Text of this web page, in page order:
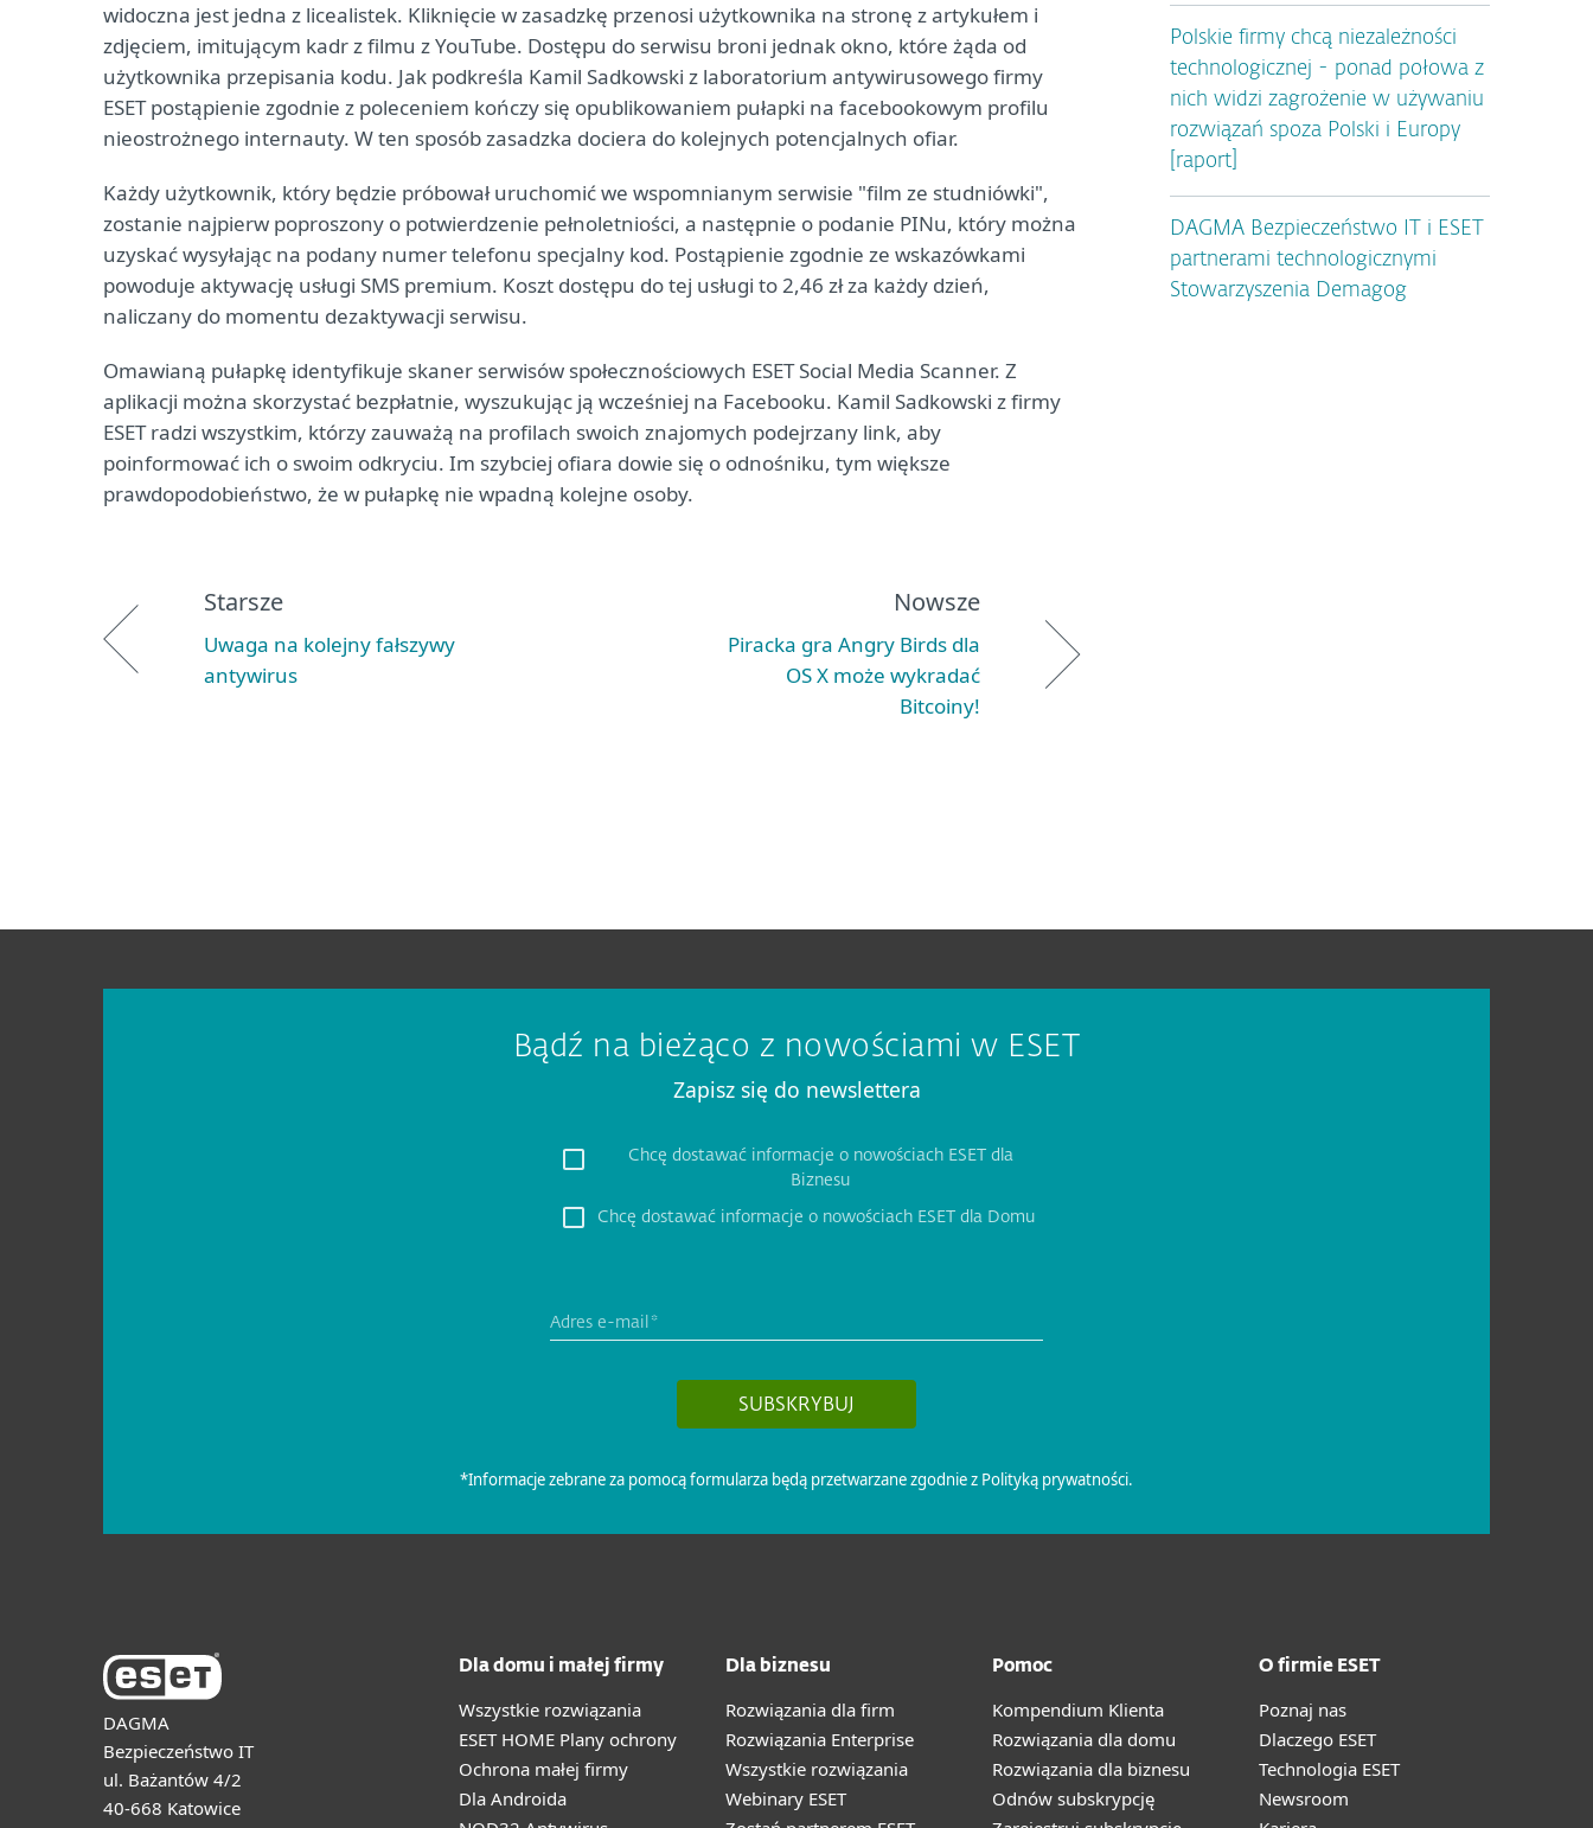
widoczna jest jedna z licealistek. Kliknięcie w zasadzkę przenosi użytkownika na stronę z artykułem i
zdjęciem, imitującym kadr z filmu z YouTube. Dostępu do serwisu broni jednak okno, które żąda od
użytkownika przepisania kodu. Jak podkreśla Kamil Sadkowski z laboratorium antywirusowego firmy
ESET postąpienie zgodnie z poleceniem kończy się opublikowaniem pułapki na facebookowym profilu
nieostrożnego internauty. W ten sposób zasadzka dociera do kolejnych potencjalnych ofiar.
Każdy użytkownik, który będzie próbował uruchomić we wspomnianym serwisie "film ze studniówki",
zostanie najpierw poproszony o potwierdzenie pełnoletniości, a następnie o podanie PINu, który można
uzyskać wysyłając na podany numer telefonu specjalny kod. Postąpienie zgodnie ze wskazówkami
powoduje aktywację usługi SMS premium. Koszt dostępu do tej usługi to 2,46 zł za każdy dzień,
naliczany do momentu dezaktywacji serwisu.
Omawianą pułapkę identyfikuje skaner serwisów społecznościowych ESET Social Media Scanner. Z
aplikacji można skorzystać bezpłatnie, wyszukując ją wcześniej na Facebooku. Kamil Sadkowski z firmy
ESET radzi wszystkim, którzy zauważą na profilach swoich znajomych podejrzany link, aby
poinformować ich o swoim odkryciu. Im szybciej ofiara dowie się o odnośniku, tym większe
prawdopodobieństwo, że w pułapkę nie wpadną kolejne osoby.
Starsze
Uwaga na kolejny fałszywy
antywirus
Nowsze
Piracka gra Angry Birds dla
OS X może wykradać
Bitcoiny!
Polskie firmy chcą niezależności
technologicznej - ponad połowa z
nich widzi zagrożenie w używaniu
rozwiązań spoza Polski i Europy
[raport]
DAGMA Bezpieczeństwo IT i ESET
partnerami technologicznymi
Stowarzyszenia Demagog
DAGMA
Bezpieczeństwo IT
ul. Bażantów 4/2
40-668 Katowice
Dla domu i małej firmy
Wszystkie rozwiązania
ESET HOME Plany ochrony
Ochrona małej firmy
Dla Androida
Dla biznesu
Rozwiązania dla firm
Rozwiązania Enterprise
Wszystkie rozwiązania
Webinary ESET
Pomoc
Kompendium Klienta
Rozwiązania dla domu
Rozwiązania dla biznesu
Odnów subskrypcję
O firmie ESET
Poznaj nas
Dlaczego ESET
Technologia ESET
Newsroom